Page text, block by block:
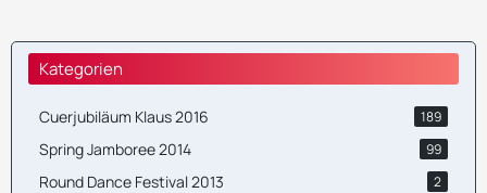
Kategorien
Cuerjubiläum Klaus 2016 189
Spring Jamboree 2014 99
Round Dance Festival 2013 2